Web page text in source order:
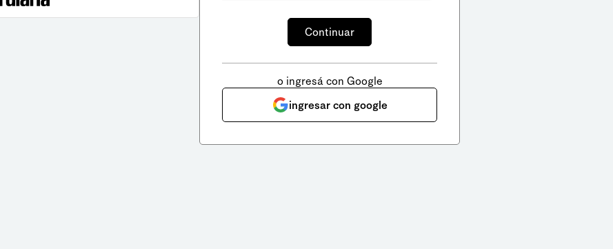
o ingresá con Google
ingresar con google